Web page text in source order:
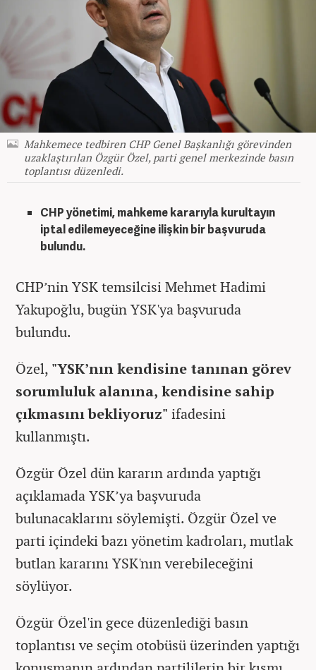
Mahkemece tedbiren CHP Genel Başkanlığı görevinden
uzaklaştırılan Özgür Özel, parti genel merkezinde basın
toplantısı düzenledi.
CHP yönetimi, mahkeme kararıyla kurultayın
iptal edilemeyeceğine ilişkin bir başvuruda
bulundu.
CHP’nin YSK temsilcisi Mehmet Hadimi
Yakupoğlu, bugün YSK'ya başvuruda
bulundu.
Özel, "YSK’nın kendisine tanınan görev
sorumluluk alanına, kendisine sahip
çıkmasını bekliyoruz" ifadesini
kullanmıştı.
Özgür Özel dün kararın ardında yaptığı
açıklamada YSK’ya başvuruda
bulunacaklarını söylemişti. Özgür Özel ve
parti içindeki bazı yönetim kadroları, mutlak
butlan kararını YSK'nın verebileceğini
söylüyor.
Özgür Özel'in gece düzenlediği basın
toplantısı ve seçim otobüsü üzerinden yaptığı